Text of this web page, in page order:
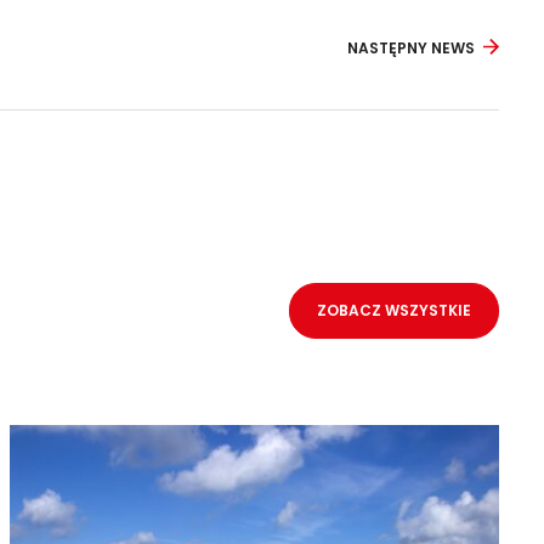
NASTĘPNY NEWS
ZOBACZ WSZYSTKIE